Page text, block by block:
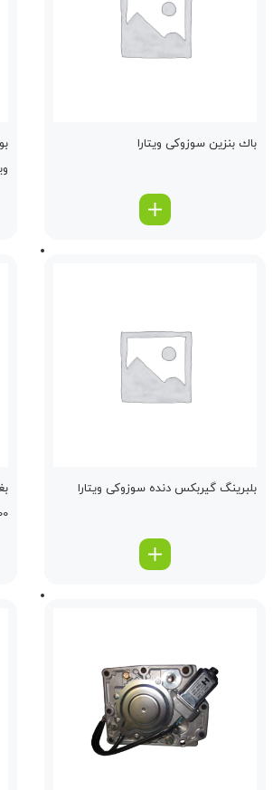
باك بنزین سوزوکی ویتارا
بلبرینگ گیربكس دنده سوزوکی ویتارا